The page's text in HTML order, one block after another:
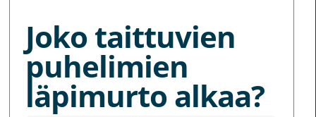
Joko taittuvien
puhelimien
läpimurto alkaa?